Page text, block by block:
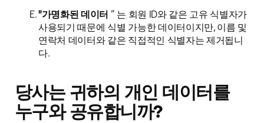
"가명화된 데이터 ” 는 회원 ID와 같은 고유 식별자가
사용되기 때문에 식별 가능한 데이터이지만, 이름 및
연락처 데이터와 같은 직접적인 식별자는 제거됩니
다.
당사는 귀하의 개인 데이터를
누구와 공유합니까?